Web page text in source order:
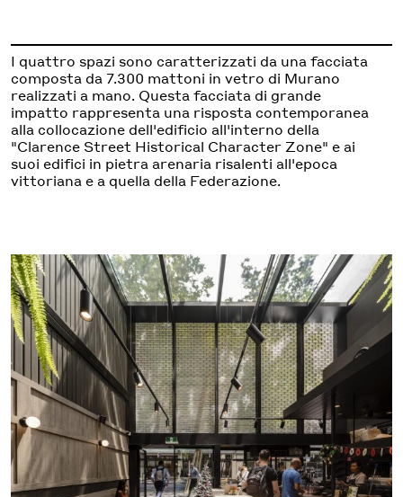
I quattro spazi sono caratterizzati da una facciata
composta da 7.300 mattoni in vetro di Murano
realizzati a mano. Questa facciata di grande
impatto rappresenta una risposta contemporanea
alla collocazione dell'edificio all'interno della
"Clarence Street Historical Character Zone" e ai
suoi edifici in pietra arenaria risalenti all'epoca
vittoriana e a quella della Federazione.